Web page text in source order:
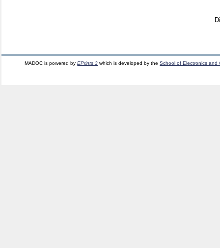
MADOC is powered byEPrints 3 which is developed by theSchool of Electronics and